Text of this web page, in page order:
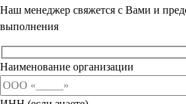
Наш менеджер свяжется с Вами и
выполнения
Наименование организации